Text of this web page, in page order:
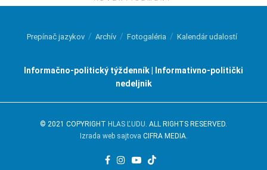
Prepínač jazykov Archív Fotogaléria Kalendár udalostí
Informačno-politický týždenník | Informativno-politički
nedeljnik
© 2021 COPYRIGHT HLAS ĽUDU . ALL RIGHTS RESERVED.
Izrada web sajtova CIFRA MEDIA.